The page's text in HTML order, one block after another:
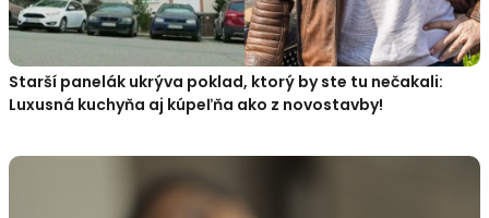
Starší panelák ukrýva poklad, ktorý by ste tu nečakali:
Luxusná kuchyňa aj kúpeľňa ako z novostavby!